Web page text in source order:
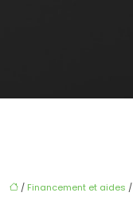
/ Financement et aides